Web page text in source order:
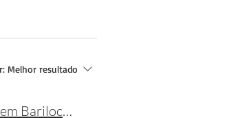
Melhor resultado
Aulas de esqui no Cerro Catedral: opções particulares e para famílias em Bariloche